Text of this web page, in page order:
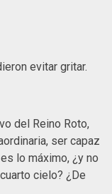
evitar gritar.
del Reino Roto,
ser capaz
lo máximo, ¿y no
cielo? ¿De